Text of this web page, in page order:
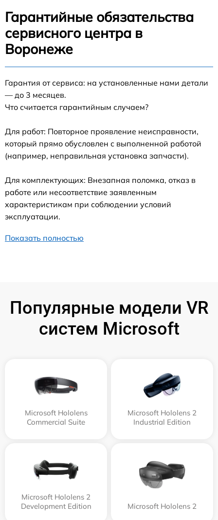
Гарантийные обязательства
сервисного центра в
Воронеже
Гарантия от сервиса: на установленные нами детали
— до 3 месяцев.
Что считается гарантийным случаем?
Для работ: Повторное проявление неисправности,
который прямо обусловлен с выполненной работой
(например, неправильная установка запчасти).
Для комплектующих: Внезапная поломка, отказ в
работе или несоответствие заявленным
характеристикам при соблюдении условий
эксплуатации.
Показать полностью
Популярные модели VR
систем Microsoft
Microsoft Hololens
Commercial Suite
Microsoft Hololens 2
Industrial Edition
Microsoft Hololens 2
Development Edition
Microsoft Hololens 2